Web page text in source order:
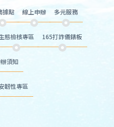
據點 線上申辦 多元服務
態檢核專區 165打詐儀錶板
須知
韌性專區